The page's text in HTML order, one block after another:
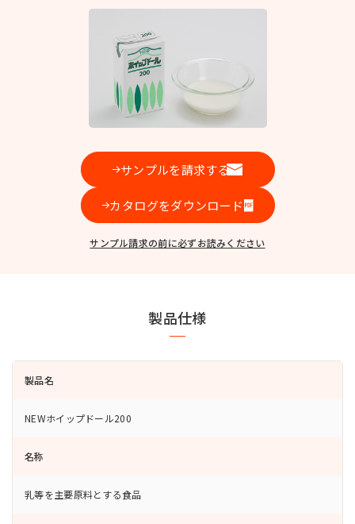
MIYOSHI MIRAI PLATFORM
植物性ミルク 食感改良
お問い合わせ
ミヨシ油脂の強み
サンプルを請求する
カタログをダウンロード
サンプル請求の前に必ずお読みください
製品仕様
製品名
NEWホイップドール200
名称
乳等を主要原料とする食品